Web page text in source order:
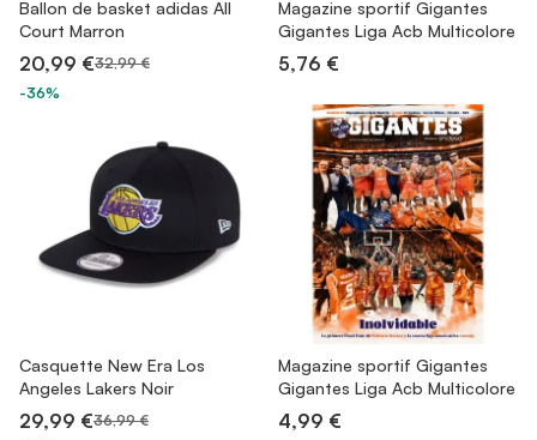
Ballon de basket adidas All
Court Marron
20,99 €32,99 €
-36%
Magazine sportif Gigantes
Gigantes Liga Acb Multicolore
5,76 €
Casquette New Era Los
Angeles Lakers Noir
29,99 €36,99 €
Magazine sportif Gigantes
Gigantes Liga Acb Multicolore
4,99 €